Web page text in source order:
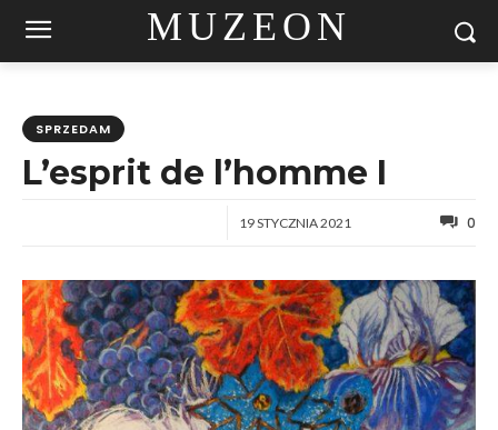
MUZEON
SPRZEDAM
L’esprit de l’homme I
19 STYCZNIA 2021 0